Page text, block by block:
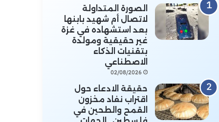
الصورة المتداولة
لاتصال أم شهيد بابنها
بعد استشهاده في غزة
غير حقيقية ومولدة
بتقنيات الذكاء
الاصطناعي
02/08/2026
حقيقة الادعاء حول
اقتراب نفاد مخزون
القمح والطحين في